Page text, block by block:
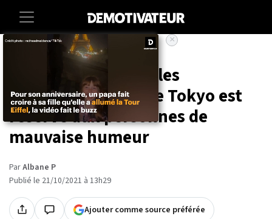
Societe Insolite
Avec ses petites salles
privatives, ce bar de Tokyo est
réservé aux personnes de
mauvaise humeur
ParAlbane P
Publié le 21/10/2021 à 13h29
Ajouter comme source préférée
×